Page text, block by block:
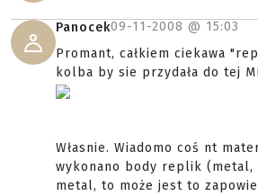
Panocek09-11-2008 @ 15:03
Promant, całkiem ciekawa
kolba by sie przydała do tej
Własnie. Wiadomo coś nt
wykonano body replik (metal,
metal, to może jest to